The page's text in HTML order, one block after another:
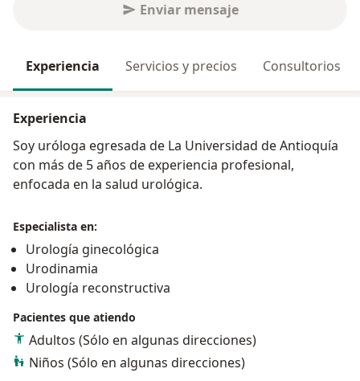
Enviar mensaje
Experiencia Servicios y precios Consultorios
Experiencia
Soy uróloga egresada de La Universidad de Antioquía
con más de 5 años de experiencia profesional,
enfocada en la salud urológica.
Especialista en:
Urología ginecológica
Urodinamia
Urología reconstructiva
Pacientes que atiendo
Adultos (Sólo en algunas direcciones)
Niños (Sólo en algunas direcciones)